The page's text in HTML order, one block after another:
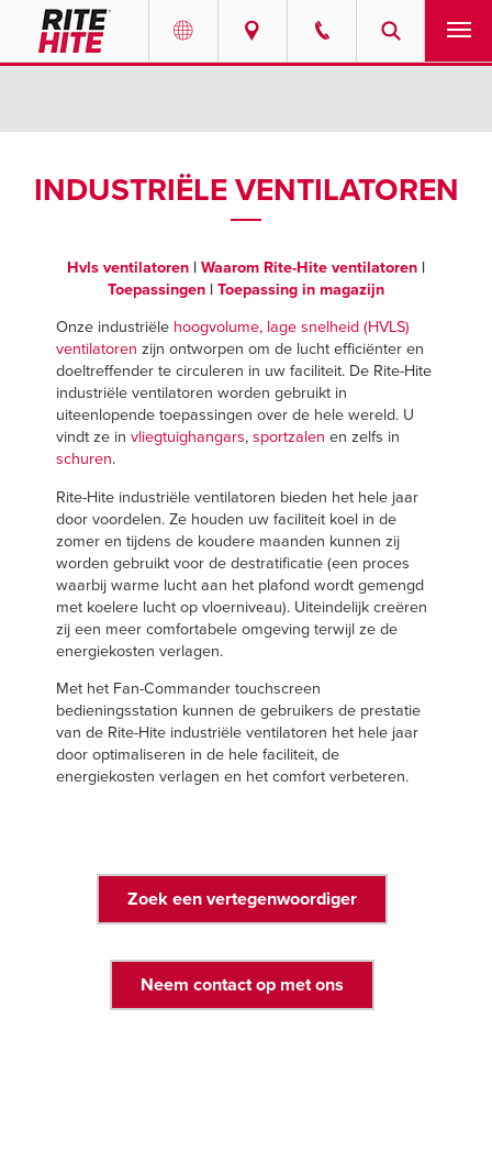
Portuguese
EUROPE
English
Deutsch
Français
Italiano
Dutch
English
中文
OVER ONS
CONTACT
INFORMATIECENTRUM
LOOPBANEN
VIND EEN VERT
+31 (0) 571270444
INDUSTRIËLE VENTILATOREN
Hvls ventilatoren | Waarom Rite-Hite ventilatoren |
Toepassingen | Toepassing in magazijn
Onze industriële hoogvolume, lage snelheid (HVLS)
ventilatoren zijn ontworpen om de lucht efficiënter en
doeltreffender te circuleren in uw faciliteit. De Rite-Hite
industriële ventilatoren worden gebruikt in
uiteenlopende toepassingen over de hele wereld. U
vindt ze in vliegtuighangars, sportzalen en zelfs in
schuren.
Rite-Hite industriële ventilatoren bieden het hele jaar
door voordelen. Ze houden uw faciliteit koel in de
zomer en tijdens de koudere maanden kunnen zij
worden gebruikt voor de destratificatie (een proces
waarbij warme lucht aan het plafond wordt gemengd
met koelere lucht op vloerniveau). Uiteindelijk creëren
zij een meer comfortabele omgeving terwijl ze de
energiekosten verlagen.
Met het Fan-Commander touchscreen
bedieningsstation kunnen de gebruikers de prestatie
van de Rite-Hite industriële ventilatoren het hele jaar
door optimaliseren in de hele faciliteit, de
energiekosten verlagen en het comfort verbeteren.
Zoek een vertegenwoordiger
Neem contact op met ons